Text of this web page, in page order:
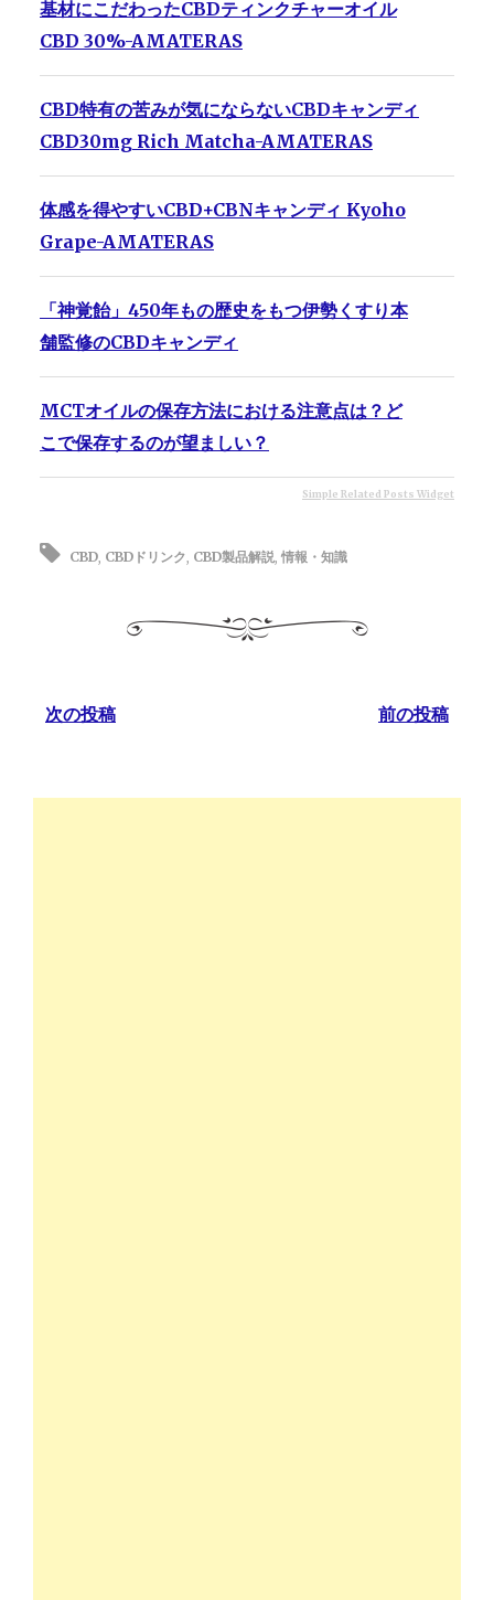
基材にこだわったCBDティンクチャーオイル
CBD 30%-AMATERAS
CBD特有の苦みが気にならないCBDキャンディ
CBD30mg Rich Matcha-AMATERAS
体感を得やすいCBD+CBNキャンディ Kyoho
Grape-AMATERAS
「神覚飴」450年もの歴史をもつ伊勢くすり本
舗監修のCBDキャンディ
MCTオイルの保存方法における注意点は？ど
こで保存するのが望ましい？
Simple Related Posts Widget
CBD CBDドリンク CBD製品解説 情報・知識
次の投稿 前の投稿